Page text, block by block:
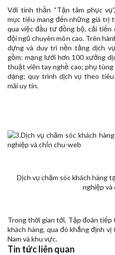
Với tinh thần “Tận tâm phục
mục tiêu mang đến những giá trị
qua việc đầu tư đồng bộ, cải
đội ngũ chuyên môn cao. Trên
dựng và duy trì nền tảng dịch
gồm: mạng lưới hơn 100 xưởng
thuật viên tay nghề cao; phụ tùng
dạng; quy trình dịch vụ theo
mãi uy tín.
Dịch vụ chăm sóc khách hàng
nghiệp và
Trong thời gian tới, Tập đoàn tiếp
khách hàng, qua đó khẳng định
Nam và khu vực.
Tin tức liên quan